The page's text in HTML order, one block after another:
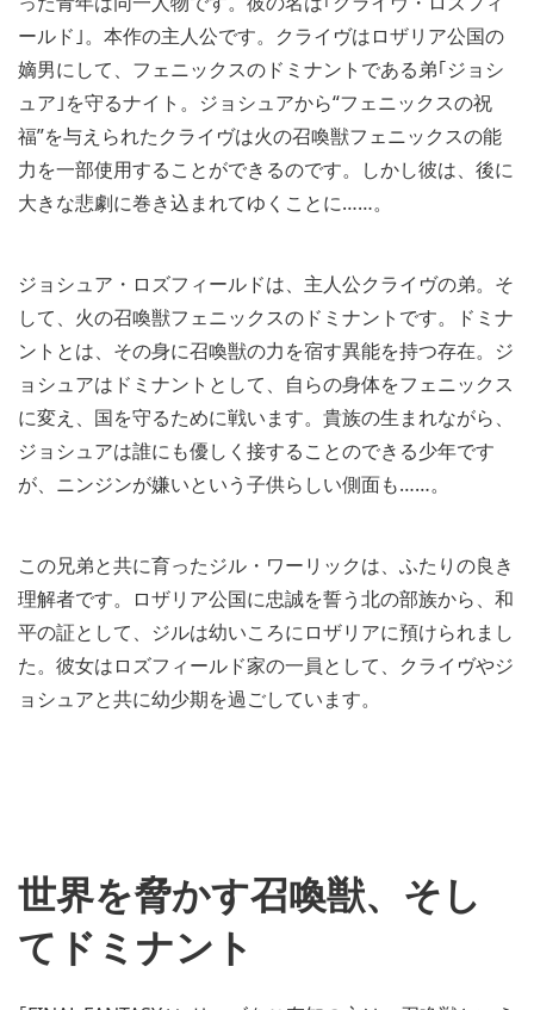
ールド｣。本作の主人公です。クライヴはロザリア公国の
嫡男にして、フェニックスのドミナントである弟｢ジョシ
ュア｣を守るナイト。ジョシュアから“フェニックスの祝
福”を与えられたクライヴは火の召喚獣フェニックスの能
力を一部使用することができるのです。しかし彼は、後に
大きな悲劇に巻き込まれてゆくことに……。
ジョシュア・ロズフィールドは、主人公クライヴの弟。そ
して、火の召喚獣フェニックスのドミナントです。ドミナ
ントとは、その身に召喚獣の力を宿す異能を持つ存在。ジ
ョシュアはドミナントとして、自らの身体をフェニックス
に変え、国を守るために戦います。貴族の生まれながら、
ジョシュアは誰にも優しく接することのできる少年です
が、ニンジンが嫌いという子供らしい側面も……。
この兄弟と共に育ったジル・ワーリックは、ふたりの良き
理解者です。ロザリア公国に忠誠を誓う北の部族から、和
平の証として、ジルは幼いころにロザリアに預けられまし
た。彼女はロズフィールド家の一員として、クライヴやジ
ョシュアと共に幼少期を過ごしています。
世界を脅かす召喚獣、そし
てドミナント